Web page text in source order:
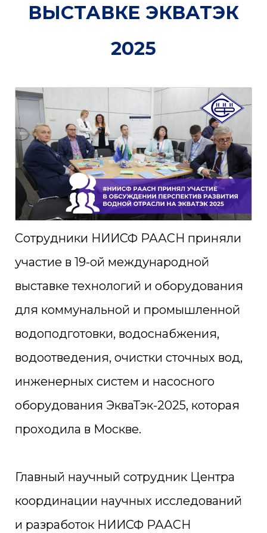
ВЫСТАВКЕ ЭКВАТЭК
2025
Сотрудники НИИСФ РААСН приняли
участие в 19-ой международной
выставке технологий и оборудования
для коммунальной и промышленной
водоподготовки, водоснабжения,
водоотведения, очистки сточных вод,
инженерных систем и насосного
оборудования ЭкваТэк-2025, которая
проходила в Москве.
Главный научный сотрудник Центра
координации научных исследований
и разработок НИИСФ РААСН